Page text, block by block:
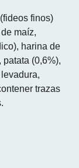
finos)
maíz,
harina de
(0,6%),
trazas